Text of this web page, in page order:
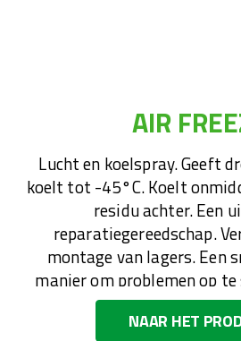
AIR
Lucht en koelspray. Geeft
koelt tot -45°C. Koelt
residu achter. Een
reparatiegereedschap.
montage van lagers. Een
manier om problemen op
verwijderen van
NAAR HET